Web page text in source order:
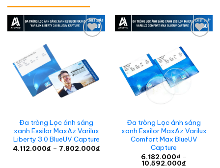
15.092.000₫
Add to
wishlist
Đa tròng Lọc ánh sáng
xanh Essilor MaxAz Varilux
Liberty 3.0 BlueUV Capture
4.112.000₫ – 7.802.000₫Khoảng
Add to
wishlist
Đa tròng Lọc ánh sáng
xanh Essilor MaxAz Varilux
Comfort Max BlueUV
Capture
6.182.000₫ –
10.592.000₫